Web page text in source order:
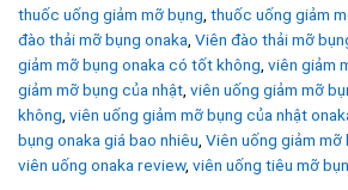
thuốc uống giảm mỡ bụng thuốc uống giảm
đào thải mỡ bụng onaka Viên đào thải mỡ
giảm mỡ bụng onaka có tốt không viên giảm
giảm mỡ bụng của nhật viên uống giảm mỡ
không viên uống giảm mỡ bụng của nhật
bụng onaka giá bao nhiêu Viên uống giảm
viên uống onaka review, viên uống tiêu mỡ